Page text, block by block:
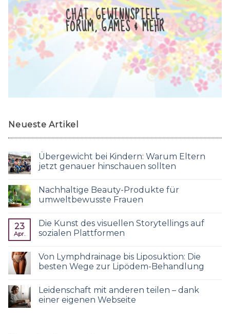
CHAT, GEWINNSPIELE,
FORUM, GAMES & MEHR
Neueste Artikel
Übergewicht bei Kindern: Warum Eltern
jetzt genauer hinschauen sollten
Nachhaltige Beauty-Produkte für
umweltbewusste Frauen
23
Apr.
Die Kunst des visuellen Storytellings auf
sozialen Plattformen
Von Lymphdrainage bis Liposuktion: Die
besten Wege zur Lipödem-Behandlung
Leidenschaft mit anderen teilen – dank
einer eigenen Webseite